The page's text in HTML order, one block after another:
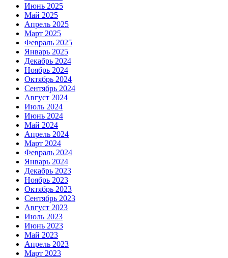
Июнь 2025
Май 2025
Апрель 2025
Март 2025
Февраль 2025
Январь 2025
Декабрь 2024
Ноябрь 2024
Октябрь 2024
Сентябрь 2024
Август 2024
Июль 2024
Июнь 2024
Май 2024
Апрель 2024
Март 2024
Февраль 2024
Январь 2024
Декабрь 2023
Ноябрь 2023
Октябрь 2023
Сентябрь 2023
Август 2023
Июль 2023
Июнь 2023
Май 2023
Апрель 2023
Март 2023